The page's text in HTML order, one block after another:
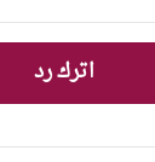
اترك رد